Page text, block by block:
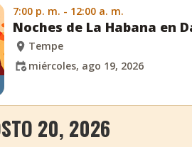
7:00 p. m. - 12:00 a. m.
Noches de La Habana en
Tempe
miércoles, ago 19, 2026
20, 2026